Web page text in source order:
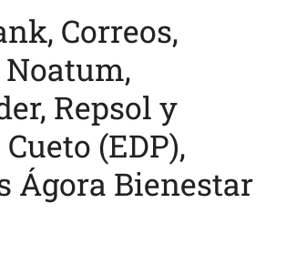
Correos,
Noatum,
Repsol y
(EDP),
Ágora Bienestar